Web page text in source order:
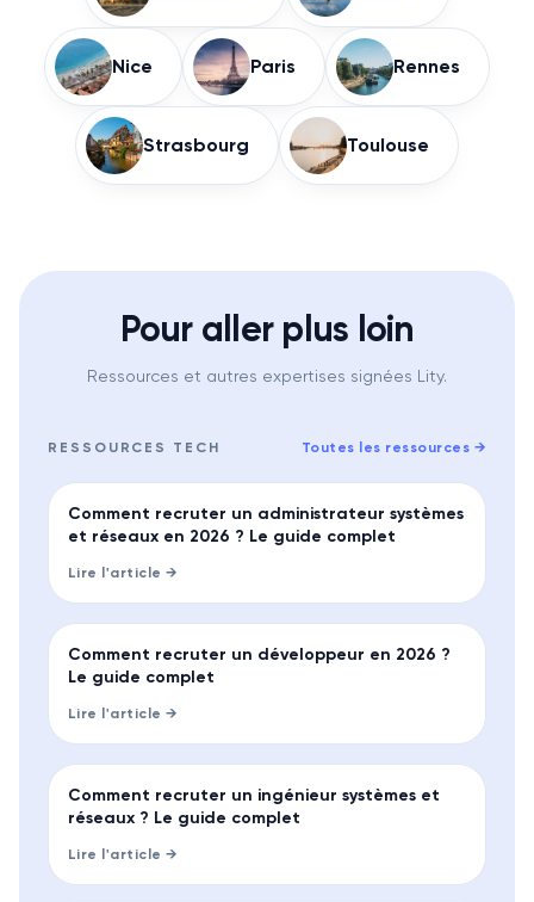
Nice Paris Rennes
Strasbourg Toulouse
Pour aller plus loin
Ressources et autres expertises signées Lity.
RESSOURCES TECH Toutes les ressources →
GUIDE
Comment recruter un administrateur systèmes
et réseaux en 2026 ? Le guide complet
Lire l'article →
GUIDE
Comment recruter un développeur en 2026 ?
Le guide complet
Lire l'article →
GUIDE
Comment recruter un ingénieur systèmes et
réseaux ? Le guide complet
Lire l'article →